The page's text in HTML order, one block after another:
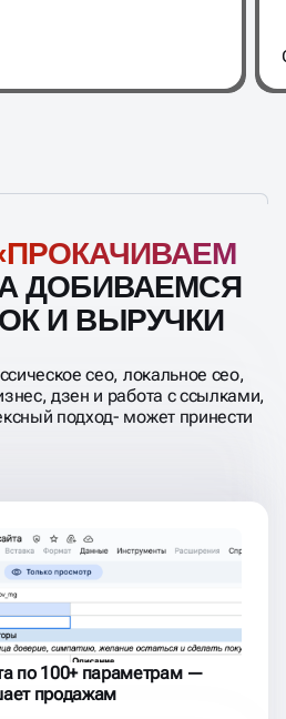
ДОБИВАЕМСЯ
И ВЫРУЧКИ
сео, локальное сео,
дзен и работа с ссылками,
подход- может принести
по 100+ параметрам —
продажам